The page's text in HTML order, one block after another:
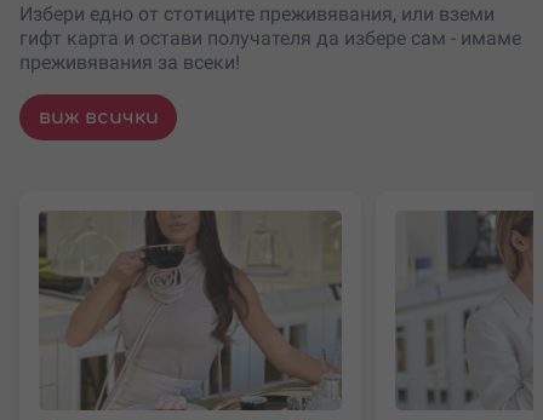
Избери едно от стотиците преживявания, или вземи
гифт карта и остави получателя да избере сам - имаме
преживявания за всеки!
виж всички